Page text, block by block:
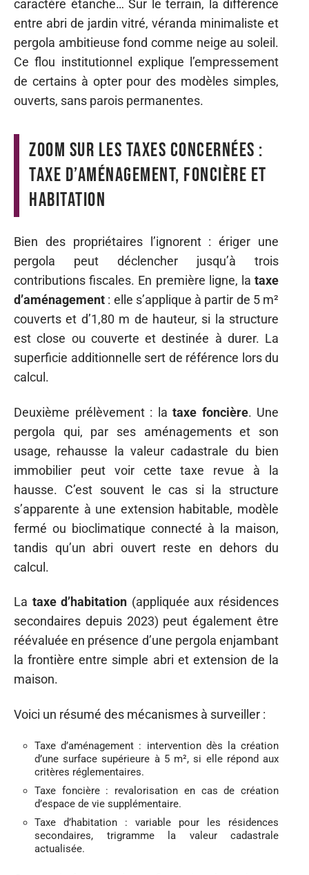
caractère étanche… Sur le terrain, la différence
entre abri de jardin vitré, véranda minimaliste et
pergola ambitieuse fond comme neige au soleil.
Ce flou institutionnel explique l’empressement
de certains à opter pour des modèles simples,
ouverts, sans parois permanentes.
Zoom sur les taxes concernées :
taxe d’aménagement, foncière et
habitation
Bien des propriétaires l’ignorent : ériger une
pergola peut déclencher jusqu’à trois
contributions fiscales. En première ligne, la taxe
d’aménagement : elle s’applique à partir de 5 m²
couverts et d’1,80 m de hauteur, si la structure
est close ou couverte et destinée à durer. La
superficie additionnelle sert de référence lors du
calcul.
Deuxième prélèvement : la taxe foncière. Une
pergola qui, par ses aménagements et son
usage, rehausse la valeur cadastrale du bien
immobilier peut voir cette taxe revue à la
hausse. C’est souvent le cas si la structure
s’apparente à une extension habitable, modèle
fermé ou bioclimatique connecté à la maison,
tandis qu’un abri ouvert reste en dehors du
calcul.
La taxe d’habitation (appliquée aux résidences
secondaires depuis 2023) peut également être
réévaluée en présence d’une pergola enjambant
la frontière entre simple abri et extension de la
maison.
Voici un résumé des mécanismes à surveiller :
Taxe d’aménagement : intervention dès la création
d’une surface supérieure à 5 m², si elle répond aux
critères réglementaires.
Taxe foncière : revalorisation en cas de création
d’espace de vie supplémentaire.
Taxe d’habitation : variable pour les résidences
secondaires, trigramme la valeur cadastrale
actualisée.